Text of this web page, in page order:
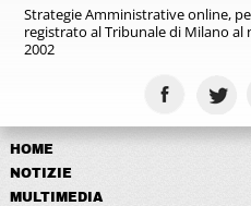
Strategie Amministrative online,
registratoal Tribunale di Milano al
2002
HOME
NOTIZIE
MULTIMEDIA